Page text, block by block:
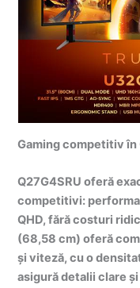
Gaming competitiv în
Q27G4SRU oferă
competitivi:
QHD, fără costuri
(68,58 cm) oferă
și viteză, cu o
asigură detalii clare